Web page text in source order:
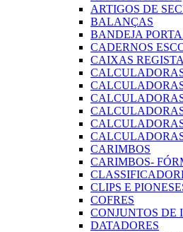
ARTIGOS DE
BALANÇAS
BANDEJA
CADERNOS
CAIXAS
CARIMBOS
CARIMBOS-
CLIPS E
COFRES
CONJUNTOS DE
DATADORES